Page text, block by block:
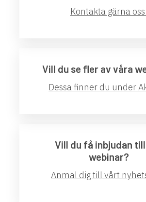
Kontakta gärna
Vill du se fler av våra
Dessa finner du under
Vill du få inbjudan
webinar?
Anmäl dig till vårt